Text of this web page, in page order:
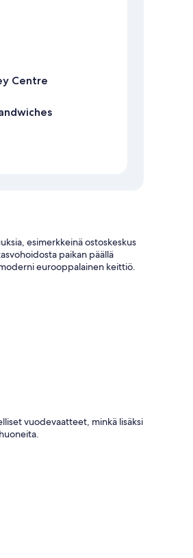
Centre
esimerkkeinä ostoskeskus
paikan päällä
eurooppalainen keittiö.
vuodevaatteet, minkä lisäksi